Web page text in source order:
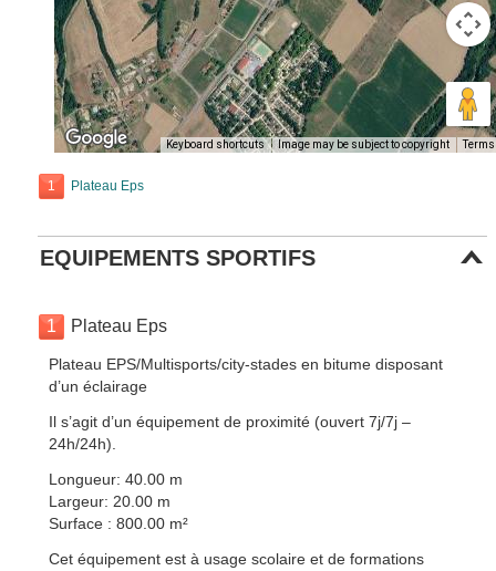
Keyboard shortcuts Image may be subject to copyright Terms
1 Plateau Eps
EQUIPEMENTS SPORTIFS
1 Plateau Eps
Plateau EPS/Multisports/city-stades en bitume disposant
d’un éclairage
Il s’agit d’un équipement de proximité (ouvert 7j/7j –
24h/24h).
Longueur: 40.00 m
Largeur: 20.00 m
Surface : 800.00 m²
Cet équipement est à usage scolaire et de formations